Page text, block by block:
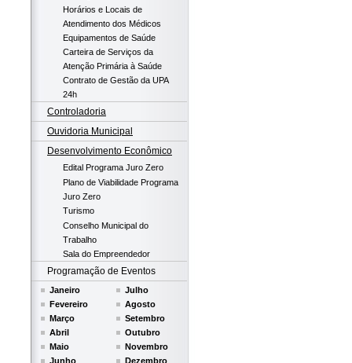
Horários e Locais de
Atendimento dos Médicos
Equipamentos de Saúde
Carteira de Serviços da
Atenção Primária à Saúde
Contrato de Gestão da UPA
24h
Controladoria
Ouvidoria Municipal
Desenvolvimento Econômico
Edital Programa Juro Zero
Plano de Viabilidade Programa
Juro Zero
Turismo
Conselho Municipal do
Trabalho
Sala do Empreendedor
Programação de Eventos
Janeiro
Fevereiro
Março
Abril
Maio
Junho
Julho
Agosto
Setembro
Outubro
Novembro
Dezembro